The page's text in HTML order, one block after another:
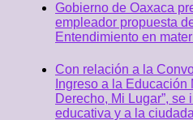
Gobierno de Oaxaca
empleador propuesta
Entendimiento en
Con relación a la
Ingreso a la Educación
Derecho, Mi Lugar”, se
educativa y a la